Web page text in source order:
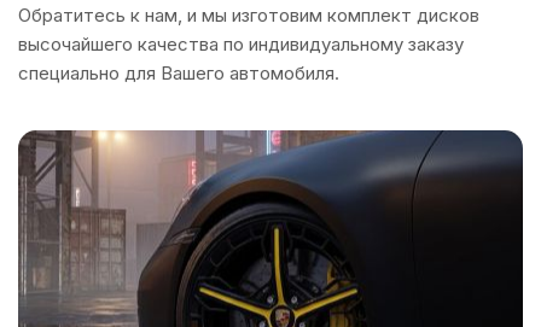
Обратитесь к нам, и мы изготовим комплект дисков
высочайшего качества по индивидуальному заказу
специально для Вашего автомобиля.